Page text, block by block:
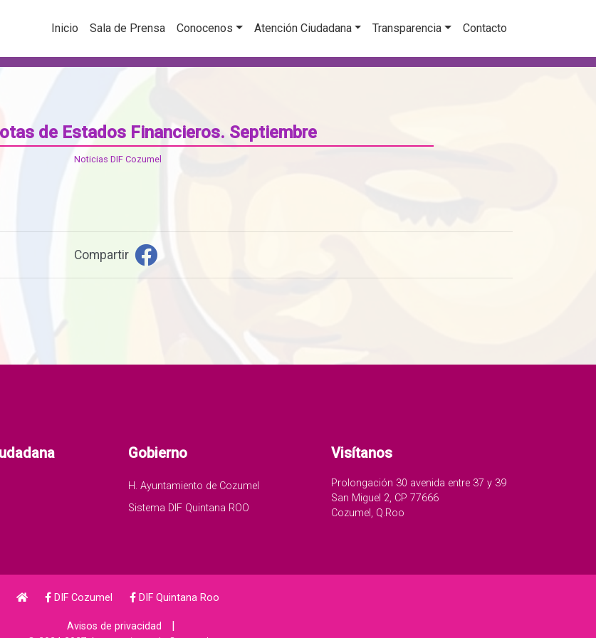
Inicio Sala de Prensa Conocenos Atención Ciudadana Transparencia Contacto
de Estados Financieros. Septiembre
Noticias DIF Cozumel
Compartir
Gobierno
H. Ayuntamiento de Cozumel
Sistema DIF Quintana ROO
Visítanos
Prolongación 30 avenida entre 37 y 39
San Miguel 2, CP 77666
Cozumel, Q.Roo
DIF Cozumel DIF Quintana Roo
Avisos de privacidad